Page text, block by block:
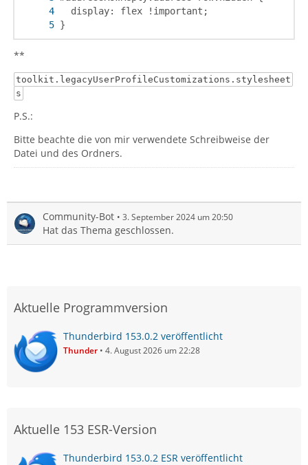
}
**
toolkit.legacyUserProfileCustomizations.stylesheet
s
P.S.:
Bitte beachte die von mir verwendete Schreibweise der
Datei und des Ordners.
Community-Bot 3. September 2024 um 20:50
Hat das Thema geschlossen.
Aktuelle Programmversion
Thunderbird 153.0.2 veröffentlicht
Thunder 4. August 2026 um 22:28
Aktuelle 153 ESR-Version
Thunderbird 153.0.2 ESR veröffentlicht